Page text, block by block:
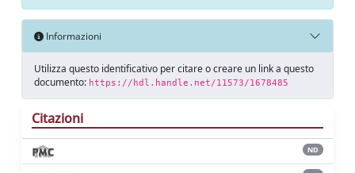
Informazioni
Utilizza questo identificativo per citare o creare un link a questo
documento: https://hdl.handle.net/11573/1678485
Citazioni
ND